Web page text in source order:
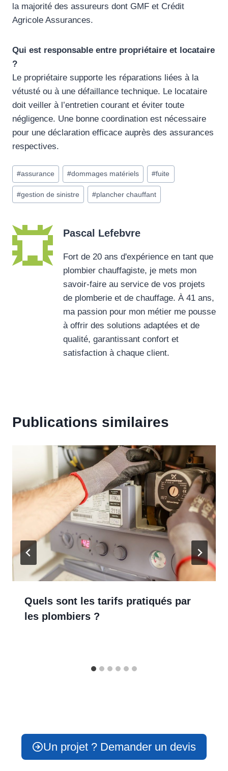
la majorité des assureurs dont GMF et Crédit
Agricole Assurances.
Qui est responsable entre propriétaire et locataire
?
Le propriétaire supporte les réparations liées à la
vétusté ou à une défaillance technique. Le locataire
doit veiller à l’entretien courant et éviter toute
négligence. Une bonne coordination est nécessaire
pour une déclaration efficace auprès des assurances
respectives.
Étiquettes
de
la
#assurance #dommages matériels #fuite
#gestion de sinistre #plancher chauffant
Pascal Lefebvre
Fort de 20 ans d'expérience en tant que
plombier chauffagiste, je mets mon
savoir-faire au service de vos projets
de plomberie et de chauffage. À 41 ans,
ma passion pour mon métier me pousse
à offrir des solutions adaptées et de
qualité, garantissant confort et
satisfaction à chaque client.
Publications similaires
Quels sont les tarifs pratiqués par
les plombiers ?
Un projet ? Demander un devis